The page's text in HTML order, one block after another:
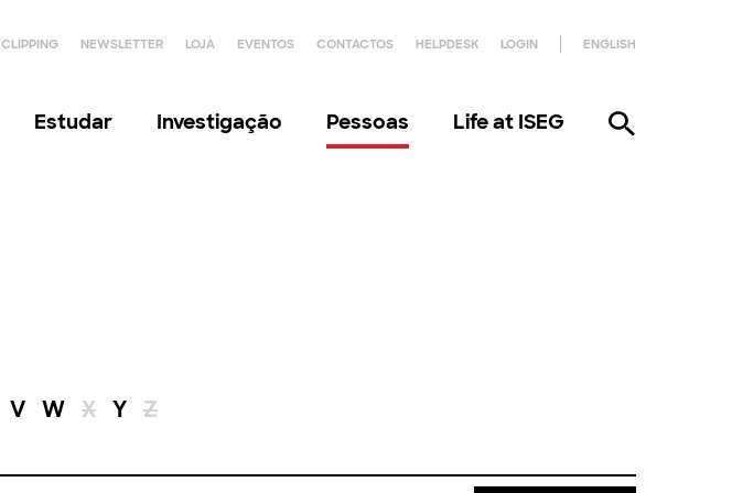
CLIPPING NEWSLETTER LOJA EVENTOS CONTACTOS HELPDESK LOGIN ENGLISH
Estudar Investigação Pessoas Life at ISEG
V W X Y Z